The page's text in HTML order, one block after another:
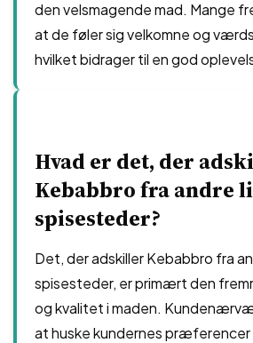
den velsmagende mad. Mange
at de føler sig velkomne og
hvilket bidrager til en god
Hvad er det, der
Kebabbro fra andre
spisesteder?
Det, der adskiller Kebabbro fra
spisesteder, er primært den
og kvalitet i maden.
at huske kundernes præferencer